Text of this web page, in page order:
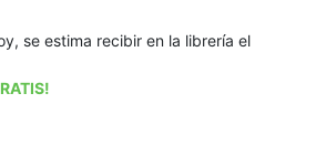
se estima recibir en la librería el